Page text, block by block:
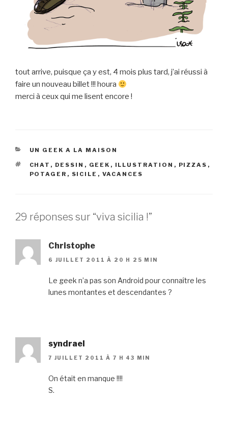
tout arrive, puisque ça y est, 4 mois plus tard, j’ai réussi à
faire un nouveau billet !!! houra
merci à ceux qui me lisent encore !
CATÉGORIES
UN GEEK A LA MAISON
ÉTIQUETTES
CHAT , DESSIN , GEEK , ILLUSTRATION , PIZZAS ,
POTAGER , SICILE , VACANCES
29 réponses sur “viva sicilia !”
Christophe
6 JUILLET 2011 À 20 H 25 MIN
Le geek n’a pas son Android pour connaître les
lunes montantes et descendantes ?
syndrael
7 JUILLET 2011 À 7 H 43 MIN
On était en manque !!!!
S.